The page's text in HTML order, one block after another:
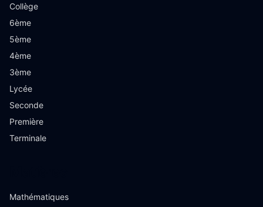
Collège
6ème
5ème
4ème
3ème
Lycée
Seconde
Première
Terminale
Mathématiques